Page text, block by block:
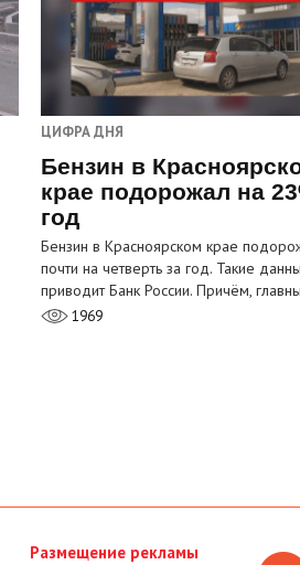
ЦИФРА ДНЯ
Бензин в
крае подорожал на
год
Бензин в Красноярском крае
почти на четверть за год. Такие
приводит Банк России. Причём,
1969
Размещение рекламы